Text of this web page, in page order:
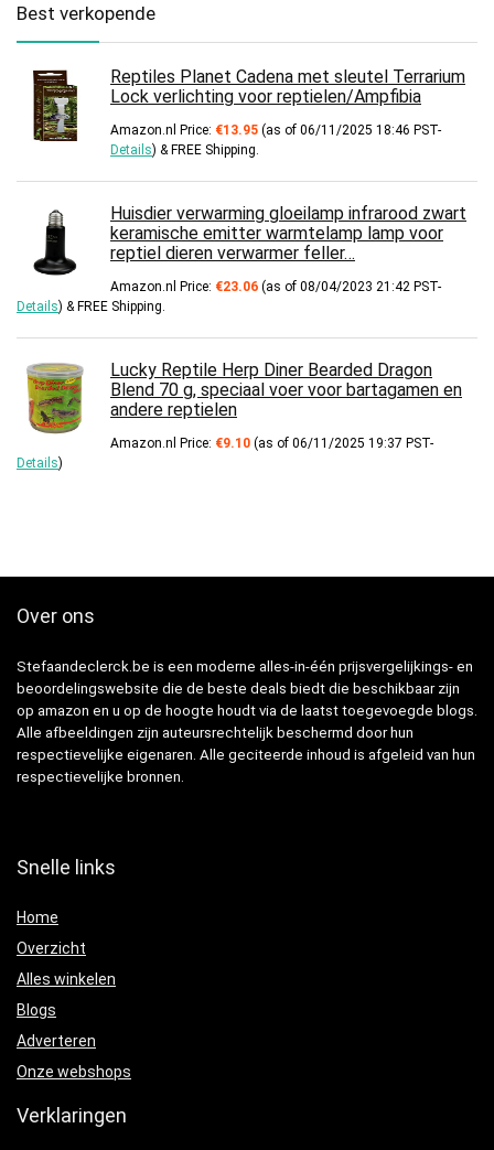
Best verkopende
Reptiles Planet Cadena met sleutel Terrarium
Lock verlichting voor reptielen/Ampfibia
Amazon.nl Price: €13.95 (as of 06/11/2025 18:46 PST-
Details) & FREE Shipping
Huisdier verwarming gloeilamp infrarood zwart
keramische emitter warmtelamp lamp voor
reptiel dieren verwarmer feller…
Amazon.nl Price: €23.06 (as of 08/04/2023 21:42 PST-
Details) & FREE Shipping
Lucky Reptile Herp Diner Bearded Dragon
Blend 70 g, speciaal voer voor bartagamen en
andere reptielen
Amazon.nl Price: €9.10 (as of 06/11/2025 19:37 PST-
Details)
Over ons
Stefaandeclerck.be is een moderne alles-in-één prijsvergelijkings- en
beoordelingswebsite die de beste deals biedt die beschikbaar zijn
op amazon en u op de hoogte houdt via de laatst toegevoegde blogs.
Alle afbeeldingen zijn auteursrechtelijk beschermd door hun
respectievelijke eigenaren. Alle geciteerde inhoud is afgeleid van hun
respectievelijke bronnen.
Snelle links
Home
Overzicht
Alles winkelen
Blogs
Adverteren
Onze webshops
Verklaringen